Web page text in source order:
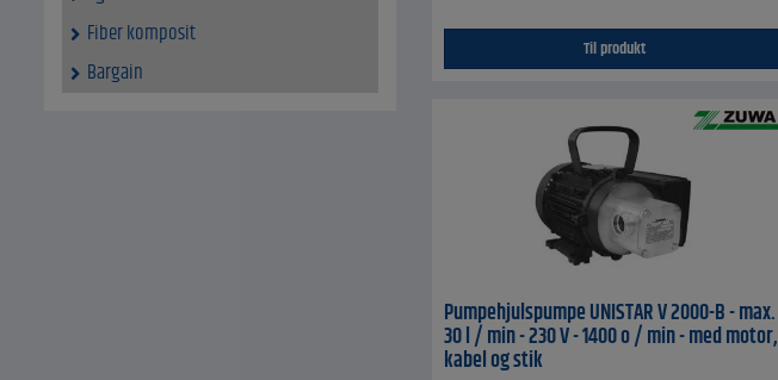
Fiber komposit
Bargain
Til produkt
Pumpehjulspumpe UNISTAR V 2000-B - max.
30 l / min - 230 V - 1400 o / min - med motor,
kabel og stik